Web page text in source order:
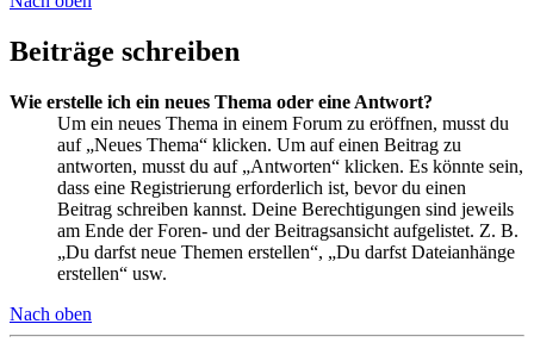
Beiträge schreiben
Wie erstelle ich ein neues Thema oder eine Antwort?
Um ein neues Thema in einem Forum zu eröffnen, musst du
auf „Neues Thema“ klicken. Um auf einen Beitrag zu
antworten, musst du auf „Antworten“ klicken. Es könnte sein,
dass eine Registrierung erforderlich ist, bevor du einen
Beitrag schreiben kannst. Deine Berechtigungen sind jeweils
am Ende der Foren- und der Beitragsansicht aufgelistet. Z. B.
„Du darfst neue Themen erstellen“, „Du darfst Dateianhänge
erstellen“ usw.
Nach oben